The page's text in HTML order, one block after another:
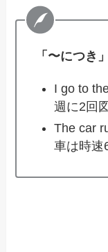
「〜につき
I go to
週に2回
The car
車は時速